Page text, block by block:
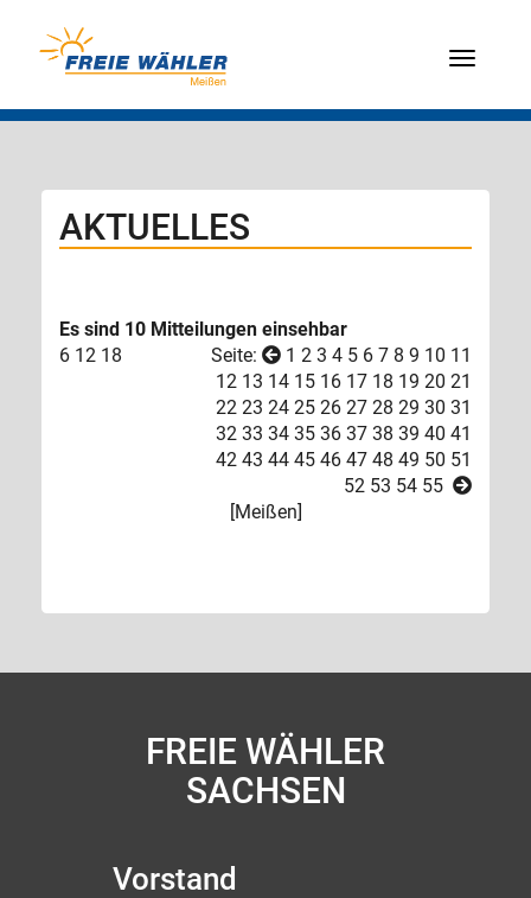
Menü
AKTUELLES
Es sind 10 Mitteilungen einsehbar
6 12 18 Seite: 1 2 3 4 5 6 7 8 9 10 11
12 13 14 15 16 17 18 19 20 21
22 23 24 25 26 27 28 29 30 31
32 33 34 35 36 37 38 39 40 41
42 43 44 45 46 47 48 49 50 51
52 53 54 55
[Meißen]
FREIE WÄHLER
SACHSEN
Vorstand